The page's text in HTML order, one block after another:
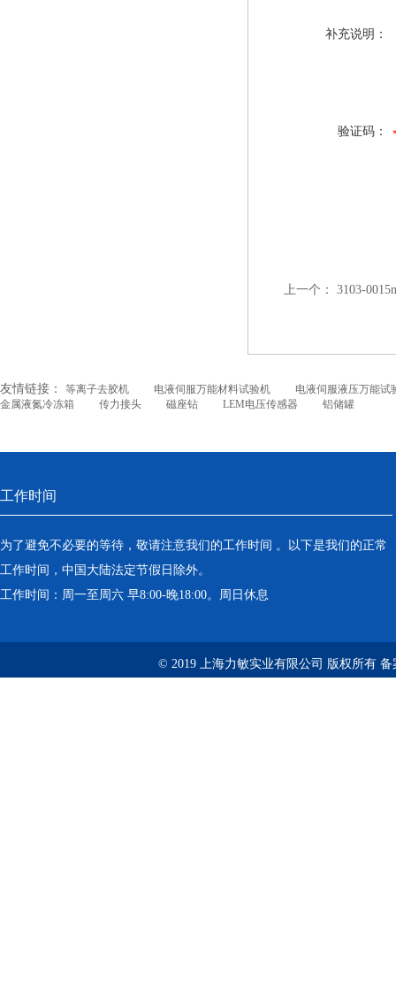
补充说明：
验证码：
上一个： 3103-
友情链接： 等离子去胶机 电液伺服万能材料试验机
电液伺服液压万能试
金属液氮冷冻箱
传力接头 磁座钻 LEM电压传感器 铝储罐
工作时间
为了避免不必要的等待，敬请注意我们的工作时间 。以下是我们的正常
工作时间，中国大陆法定节假日除外。
工作时间：周一至周六 早8:00-晚18:00。周日休息
© 2019 上海力敏实业有限公司 版权所有 备